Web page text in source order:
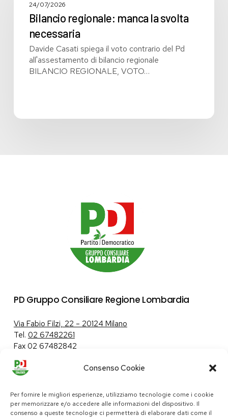
Consenso Cookie
Per fornire le migliori esperienze, utilizziamo tecnologie come i cookie
per memorizzare e/o accedere alle informazioni del dispositivo. Il
consenso a queste tecnologie ci permetterà di elaborare dati come il
svolta
24/07/2026
Bilancio regionale: manca la svolta
necessaria
Davide Casati spiega il voto contrario del Pd
all'assestamento di bilancio regionale
BILANCIO REGIONALE, VOTO…
PD Gruppo Consiliare Regione Lombardia
Via Fabio Filzi, 22 – 20124 Milano
Tel. 02 67482261
Fax 02 67482842
Tutela dei dati personali|Politica sui cookie